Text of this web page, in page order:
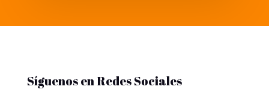
Síguenos en Redes Sociales